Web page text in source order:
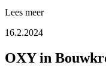
Lees meer
16.2.2024
OXY in